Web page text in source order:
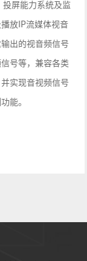
投屏能力系统及监
放IP流媒体视音
出的视音频信号
号等，兼容各类
实现音视频信号
能。